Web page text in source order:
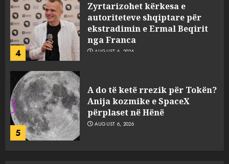
4
Zyrtarizohet kërkesa e
autoriteteve shqiptare për
ekstradimin e Ermal Beqirit
nga Franca
AUGUST 6, 2026
5
A do të ketë rrezik për Tokën?
Anija kozmike e SpaceX
përplaset në Hënë
AUGUST 6, 2026